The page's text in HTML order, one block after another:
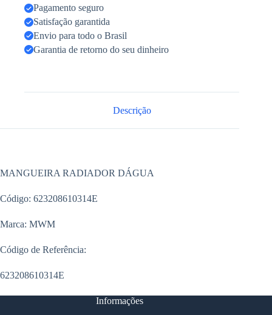
Pagamento seguro
Satisfação garantida
Envio para todo o Brasil
Garantia de retorno do seu dinheiro
Descrição
MANGUEIRA RADIADOR DÁGUA
Código: 623208610314E
Marca: MWM
Código de Referência:
623208610314E
Informações